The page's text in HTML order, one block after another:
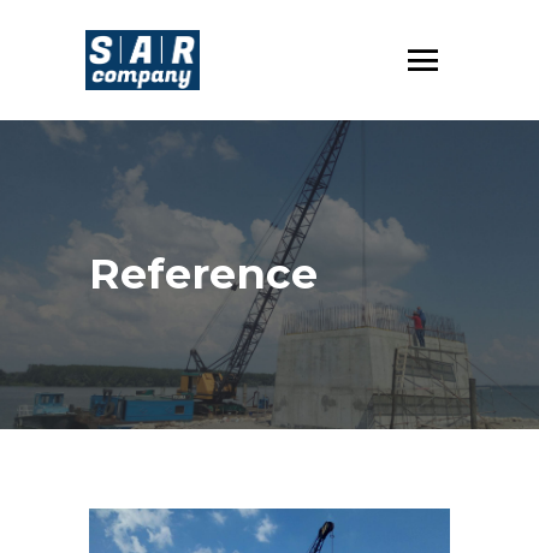
Reference